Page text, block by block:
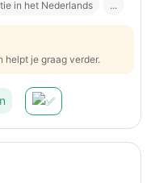
in het Nederlands ...
helpt je graag verder.